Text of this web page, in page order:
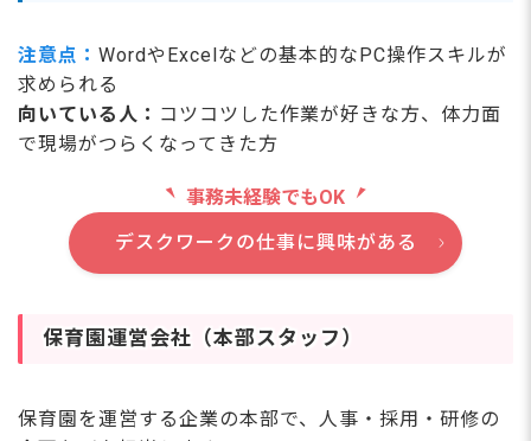
注意点： WordやExcelなどの基本的なPC操作スキルが
求められる
向いている人： コツコツした作業が好きな方、体力面
で現場がつらくなってきた方
事務未経験でもOK
デスクワークの仕事に興味がある
保育園運営会社（本部スタッフ）
保育園を運営する企業の本部で、人事・採用・研修の